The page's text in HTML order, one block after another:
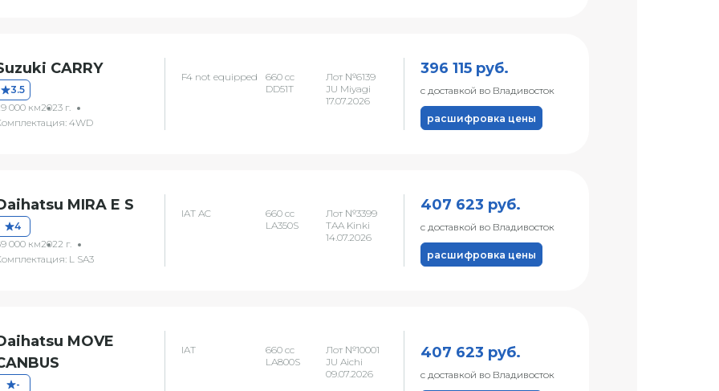
CARRY
3.5
000 км2023 г.
4WD
F4 not equipped
660 сс
DD51T
Лот №6139
JU Miyagi
17.07.2026
396 115 руб.
с доставкой во Владивосток
расшифровка цены
MIRA E S
4
000 км2022 г.
L SA3
IAT AC
660 сс
LA350S
Лот №3399
TAA Kinki
14.07.2026
407 623 руб.
с доставкой во Владивосток
расшифровка цены
MOVE
-
IAT
660 сс
LA800S
Лот №10001
JU Aichi
09.07.2026
407 623 руб.
с доставкой во Владивосток